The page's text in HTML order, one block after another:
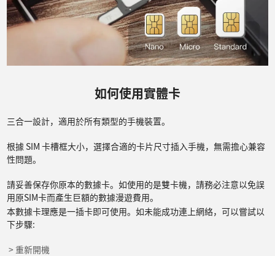
如何使用實體卡
三合一設計，適用於所有類型的手機裝置。
根據 SIM 卡槽框大小，選擇合適的卡片尺寸插入手機，無需擔心兼容
性問題。
請妥善保存你原本的數據卡。如使用的是雙卡機，請務必注意以免誤
用原SIM卡而產生巨額的數據漫遊費用。
本數據卡理應是一插卡即可使用。如未能成功連上網絡，可以嘗試以
下步驟:
> 重新開機